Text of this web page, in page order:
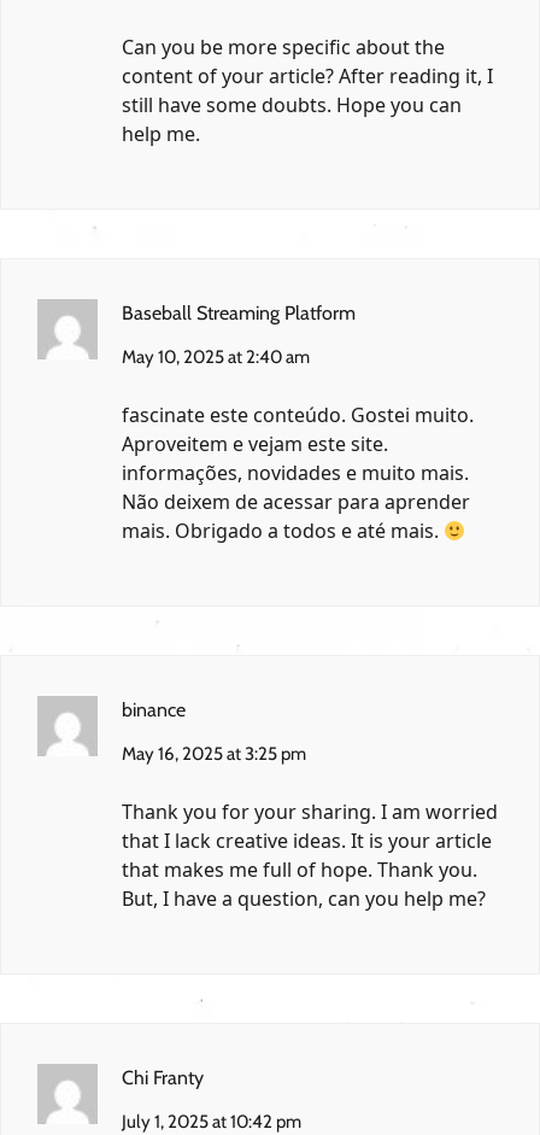
Can you be more specific about the
content of your article? After reading it, I
still have some doubts. Hope you can
help me.
Baseball Streaming Platform
May 10, 2025 at 2:40 am
fascinate este conteúdo. Gostei muito.
Aproveitem e vejam este site.
informações, novidades e muito mais.
Não deixem de acessar para aprender
mais. Obrigado a todos e até mais.
binance
May 16, 2025 at 3:25 pm
Thank you for your sharing. I am worried
that I lack creative ideas. It is your article
that makes me full of hope. Thank you.
But, I have a question, can you help me?
Chi Franty
July 1, 2025 at 10:42 pm